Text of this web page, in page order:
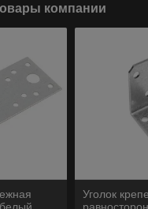
компании
Уголок